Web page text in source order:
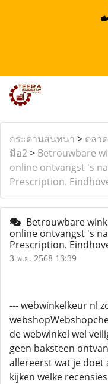
กระดานสนทนา > ตลา
มือ2> Betrouwbare
online ontvangst 's
Prescription.
Betrouwbare
online ontvangst 's
Prescription.
3 พ.ย. 2568 13:39
--- webwinkelkeur nl
de webwinkel wel
geen baksteen
allereerst wat je doet
kijken welke